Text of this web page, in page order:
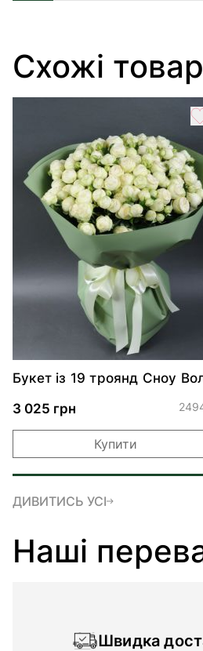
Схожі
Букет із 19 троянд Сноу
3 025 грн
Купити
ДИВИТИСЬ УСІ
Наші
Швидка